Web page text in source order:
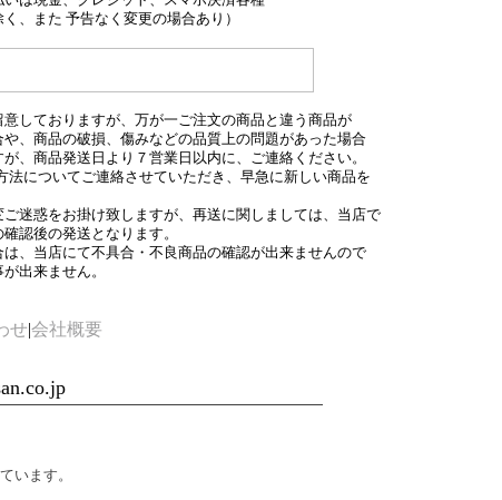
く、また 予告なく変更の場合あり）
しておりますが、万が一ご注文の商品と違う商品が
や、商品の破損、傷みなどの品質上の問題があった場合
、商品発送日より７営業日以内に、ご連絡ください。
法についてご連絡させていただき、早急に新しい商品を
ご迷惑をお掛け致しますが、再送に関しましては、当店で
認後の発送となります。
は、当店にて不具合・不良商品の確認が出来ませんので
出来ません。
せ|会社概要
います。